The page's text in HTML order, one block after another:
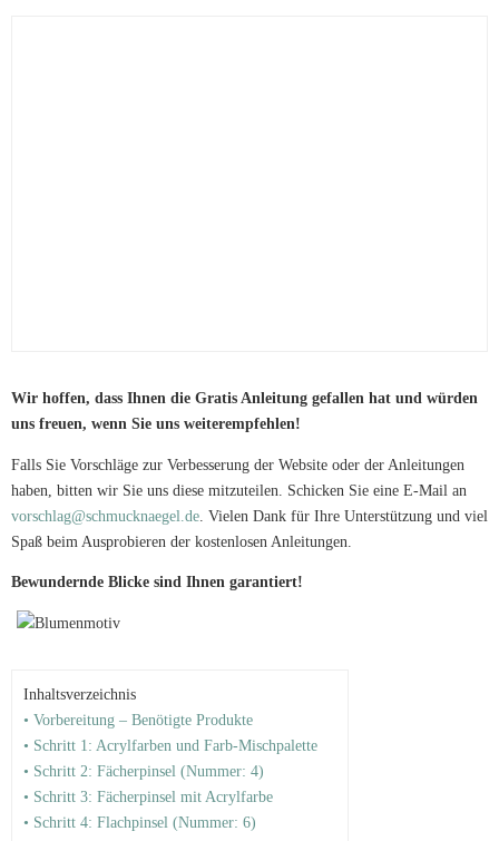
Wir hoffen, dass Ihnen die Gratis Anleitung gefallen hat und würden
uns freuen, wenn Sie uns weiterempfehlen!
Falls Sie Vorschläge zur Verbesserung der Website oder der Anleitungen
haben, bitten wir Sie uns diese mitzuteilen. Schicken Sie eine E-Mail an
vorschlag@schmucknaegel.de . Vielen Dank für Ihre Unterstützung und viel
Spaß beim Ausprobieren der kostenlosen Anleitungen.
Bewundernde Blicke sind Ihnen garantiert!
Inhaltsverzeichnis
• Vorbereitung – Benötigte Produkte
• Schritt 1: Acrylfarben und Farb-Mischpalette
• Schritt 2: Fächerpinsel (Nummer: 4)
• Schritt 3: Fächerpinsel mit Acrylfarbe
• Schritt 4: Flachpinsel (Nummer: 6)